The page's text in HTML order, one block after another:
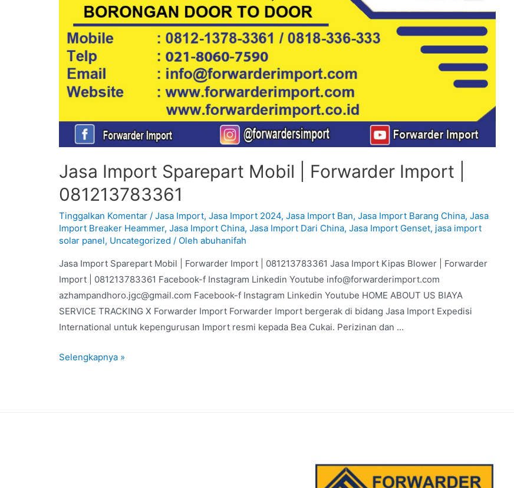
Jasa Import Sparepart Mobil | Forwarder Import |
081213783361
Tinggalkan Komentar /Jasa Import,Jasa Import 2024,Jasa Import Ban,Jasa Import Barang China,Jasa
Import Breaker Heammer,Jasa Import China,Jasa Import Dari China,Jasa Import Genset, jasa import
solar panel, Uncategorized / Olehabuhanifah
Jasa Import Sparepart Mobil | Forwarder Import | 081213783361 Jasa Import Kipas Blower | Forwarder
Import | 081213783361 Facebook-f Instagram Linkedin Youtube info@forwarderimport.com
azhampandhoro.jgc@gmail.com Facebook-f Instagram Linkedin Youtube HOME ABOUT US BIAYA
SERVICE TRACKING X Forwarder Import Forwarder Import bergerak di bidang Jasa Import Expedisi
International untuk kepengurusan Import resmi kepada Bea Cukai. Perizinan dan …
Selengkapnya »